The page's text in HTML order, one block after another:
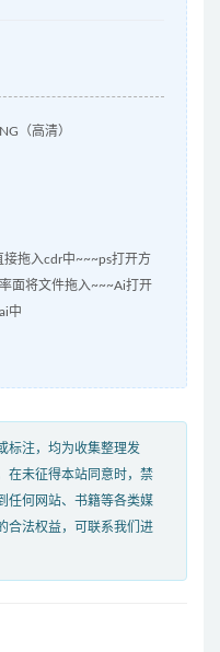
（高清）
拖入cdr中~~~ps打开方
面将文件拖入~~~Ai打开
中
标注，均为收集整理发
在未征得本站同意时，禁
任何网站、书籍等各类媒
合法权益，可联系我们进